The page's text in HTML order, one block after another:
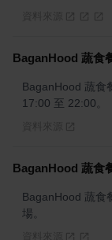
BaganHood 蔬食
BaganHood 蔬食
17:00 至 22:00。
BaganHood 蔬食
BaganHood 蔬食
場。